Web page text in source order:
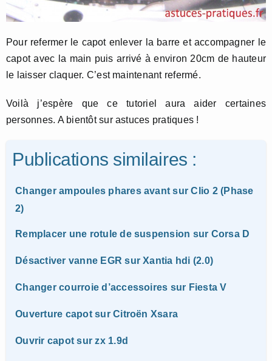
Pour refermer le capot enlever la barre et accompagner le
capot avec la main puis arrivé à environ 20cm de hauteur
le laisser claquer. C’est maintenant refermé.
Voilà j’espère que ce tutoriel aura aider certaines
personnes. A bientôt sur astuces pratiques !
Publications similaires :
Changer ampoules phares avant sur Clio 2 (Phase
2)
Remplacer une rotule de suspension sur Corsa D
Désactiver vanne EGR sur Xantia hdi (2.0)
Changer courroie d’accessoires sur Fiesta V
Ouverture capot sur Citroën Xsara
Ouvrir capot sur zx 1.9d